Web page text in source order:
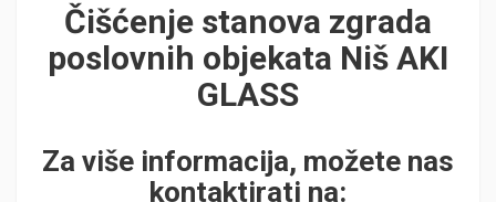
Čišćenje stanova zgrada
poslovnih objekata Niš AKI
GLASS
Za više informacija, možete nas
kontaktirati na: